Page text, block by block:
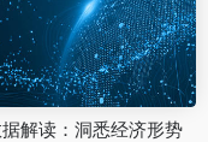
解读：洞悉经济形势